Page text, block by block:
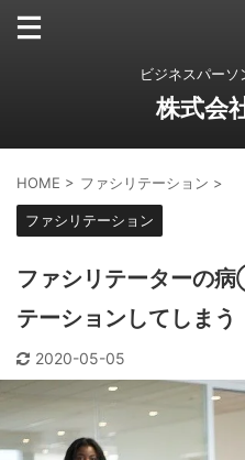
ビジネスパーソ
株式会
HOME > ファシリテーション >
ファシリテーション
ファシリテーターの
テーションしてしまう
2020-05-05